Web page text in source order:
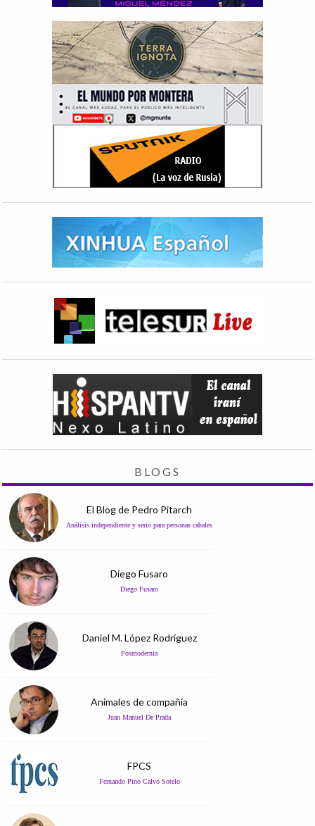
BLOGS
El Blog de Pedro Pitarch
Análisis independiente y serio para personas cabales
Diego Fusaro
Diego Fusaro
Daniel M. López Rodríguez
Posmodernia
Animales de compañía
Juan Manuel De Prada
FPCS
Fernando Pino Calvo Sotelo